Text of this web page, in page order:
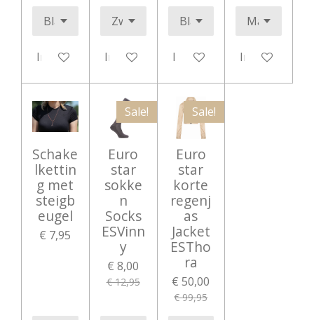
In winkelwagenIn winkelwagenIn winkelwagenIn
Schake
lkettin
g met
steigb
eugel
€ 7,95
Sale!
Euro
star
sokke
n
Socks
ESVinn
y
€ 8,00
€ 12,95
Sale!
Euro
star
korte
regenj
as
Jacket
ESTho
ra
€ 50,00
€ 99,95